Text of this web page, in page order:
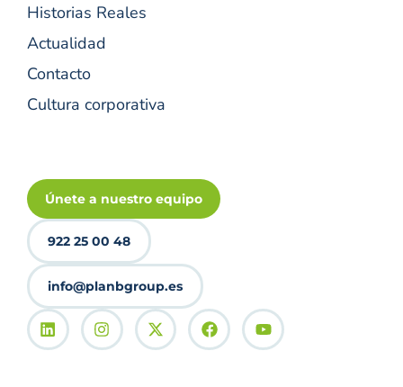
Historias Reales
Actualidad
Contacto
Cultura corporativa
Únete a nuestro equipo
922 25 00 48
info@planbgroup.es